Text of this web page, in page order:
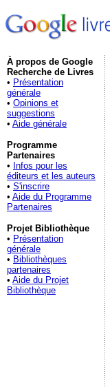
À propos de Google
Recherche de Livres
• Présentation
générale
• Opinions et
suggestions
• Aide générale
Programme
Partenaires
• Infos pour les
éditeurs et les auteurs
• S'inscrire
• Aide du Programme
Partenaires
Projet Bibliothèque
• Présentation
générale
• Bibliothèques
partenaires
• Aide du Projet
Bibliothèque